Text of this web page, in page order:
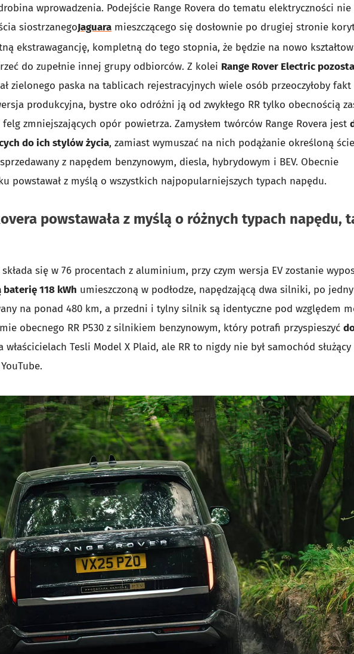
wprowadzenia. Podejście Range Rovera do tematu elektryczności nie
siostrzanegoJaguara mieszczącego się dosłownie po drugiej stronie
ekstrawagancję, kompletną do tego stopnia, że będzie na nowo
do zupełnie innej grupy odbiorców. Z kolei Range Rover Electric
zielonego paska na tablicach rejestracyjnych wiele osób przeoczyłoby fakt
produkcyjna, bystre oko odróżni ją od zwykłego RR tylko obecnością
zmniejszających opór powietrza. Zamysłem twórców Range Rovera jest
do ich stylów życia, zamiast wymuszać na nich podążanie określoną
z napędem benzynowym, diesla, hybrydowym i BEV. Obecnie
powstawał z myślą o wszystkich najpopularniejszych typach napędu.
powstawała z myślą o różnych typach napędu,
się w 76 procentach z aluminium, przy czym wersja EV zostanie
118 kWh umieszczoną w podłodze, napędzającą dwa silniki, po
na ponad 480 km, a przedni i tylny silnik są identyczne pod względem
obecnego RR P530 z silnikiem benzynowym, który potrafi przyspieszyć
Tesli Model X Plaid, ale RR to nigdy nie był samochód służący